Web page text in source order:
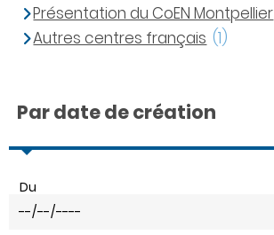
Présentation du CoEN Montpellier
Autres centres français (1)
Par date de création
Du